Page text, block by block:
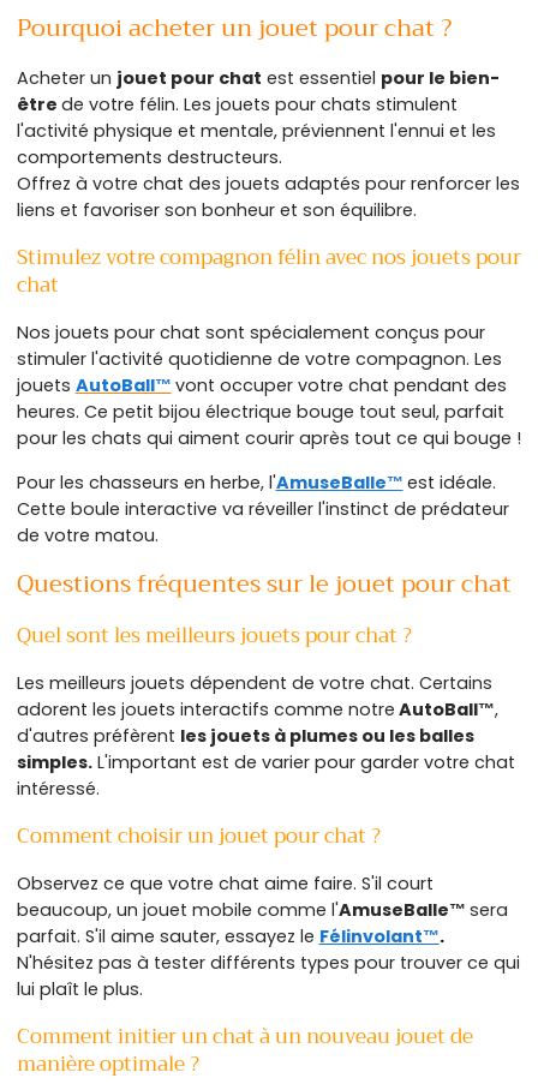
Pourquoi acheter un jouet pour chat ?
Acheter un jouet pour chat est essentiel pour le bien-
être de votre félin. Les jouets pour chats stimulent
l'activité physique et mentale, préviennent l'ennui et les
comportements destructeurs.
Offrez à votre chat des jouets adaptés pour renforcer les
liens et favoriser son bonheur et son équilibre.
Stimulez votre compagnon félin avec nos jouets pour
chat
Nos jouets pour chat sont spécialement conçus pour
stimuler l'activité quotidienne de votre compagnon. Les
jouets AutoBall™ vont occuper votre chat pendant des
heures. Ce petit bijou électrique bouge tout seul, parfait
pour les chats qui aiment courir après tout ce qui bouge !
Pour les chasseurs en herbe, l'AmuseBalle™ est idéale.
Cette boule interactive va réveiller l'instinct de prédateur
de votre matou.
Questions fréquentes sur le jouet pour chat
Quel sont les meilleurs jouets pour chat ?
Les meilleurs jouets dépendent de votre chat. Certains
adorent les jouets interactifs comme notre AutoBall™,
d'autres préfèrent les jouets à plumes ou les balles
simples.L'important est de varier pour garder votre chat
intéressé.
Comment choisir un jouet pour chat ?
Observez ce que votre chat aime faire. S'il court
beaucoup, un jouet mobile comme l'AmuseBalle™ sera
parfait. S'il aime sauter, essayez le Félinvolant™.
N'hésitez pas à tester différents types pour trouver ce qui
lui plaît le plus.
Comment initier un chat à un nouveau jouet de
manière optimale ?